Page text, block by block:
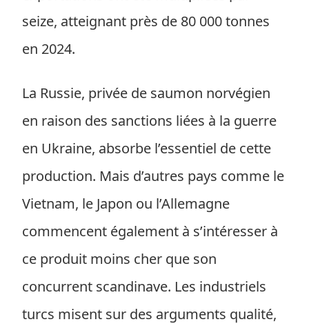
seize, atteignant près de 80 000 tonnes
en 2024.
La Russie, privée de saumon norvégien
en raison des sanctions liées à la guerre
en Ukraine, absorbe l’essentiel de cette
production. Mais d’autres pays comme le
Vietnam, le Japon ou l’Allemagne
commencent également à s’intéresser à
ce produit moins cher que son
concurrent scandinave. Les industriels
turcs misent sur des arguments qualité,